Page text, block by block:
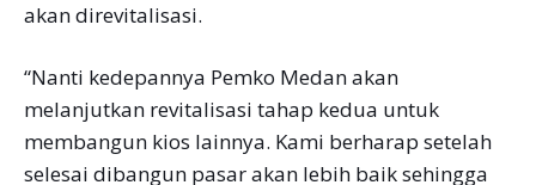
akan direvitalisasi.
“Nanti kedepannya Pemko Medan akan
melanjutkan revitalisasi tahap kedua untuk
membangun kios lainnya. Kami berharap setelah
selesai dibangun pasar akan lebih baik sehingga